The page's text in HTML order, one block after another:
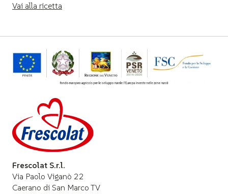
Vai alla ricetta
Frescolat S.r.l.
Via Paolo Viganò 22
Caerano di San Marco TV